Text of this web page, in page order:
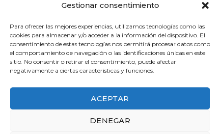
Gestionar consentimiento
Para ofrecer las mejores experiencias, utilizamos tecnologías como las
cookies para almacenar y/o acceder a la información del dispositivo. El
consentimiento de estas tecnologías nos permitirá procesar datos como
el comportamiento de navegación o las identificaciones únicas en este
sitio. No consentir o retirar el consentimiento, puede afectar
negativamente a ciertas características y funciones.
ACEPTAR
DENEGAR
Junta de Andalucía. Dentro la convocatoria para
el ejercicio 2026, destinada a impulsar el
asociacionismo comercial y artesano, a
promocionar y dinamizar el pequeño comercio